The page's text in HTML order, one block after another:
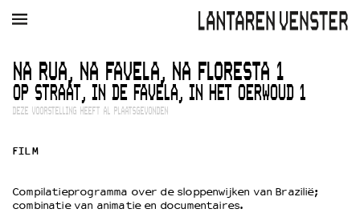
AGENDA FILM MUZIEK RESTAURANT VERHUUR
Winkelmandje
Zoek
Kaartverkoop
NA RUA, NA FAVELA, NA FLORESTA 1
OP STRAAT, IN DE FAVELA, IN HET OERWOUD 1
DEZE VOORSTELLING HEEFT AL PLAATSGEVONDEN
FILM
Compilatieprogramma over de sloppenwijken van Brazilië;
combinatie van animatie en documentaires.